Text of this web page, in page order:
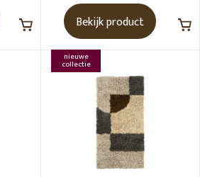
Bekijk product
nieuwe
collectie